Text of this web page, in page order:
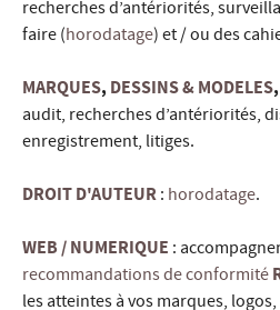
recherches d’antériorités,
faire (horodatage) et / ou des
MARQUES, DESSINS & MODELES,
audit, recherches d’antériorités,
enregistrement, litiges.
DROIT D'AUTEUR : horodatage.
WEB / NUMERIQUE :
recommandations de conformité
les atteintes à vos marques,